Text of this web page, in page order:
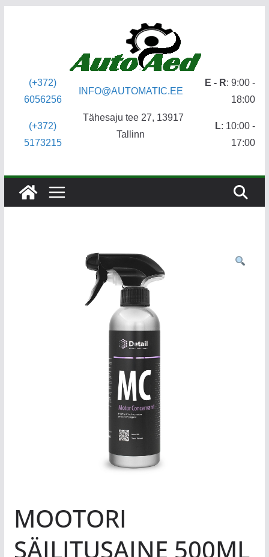
(+372)
6056256
(+372)
5173215
INFO@AUTOMATIC.EE
Tähesaju tee 27, 13917
Tallinn
E - R: 9:00 -
18:00
L: 10:00 -
17:00
MOOTORI
SÄILITUSAINE 500ML